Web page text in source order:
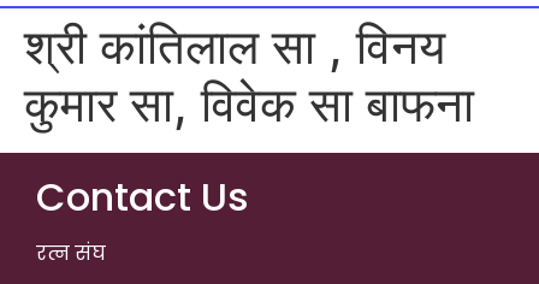
श्री कांतिलाल सा , विनय
कुमार सा, विवेक सा बाफना
Contact Us
रत्न संघ